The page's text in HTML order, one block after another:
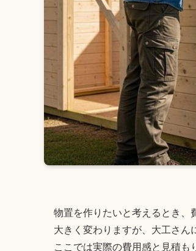
物置を作りたいと考えるとき、
大きく変わりますが、大工さん
ここでは実際の費用感と見積も